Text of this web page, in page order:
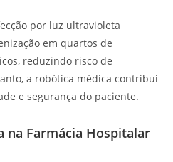
por luz ultravioleta
em quartos de
reduzindo risco de
a robótica médica contribui
e segurança do paciente.
na Farmácia Hospitalar